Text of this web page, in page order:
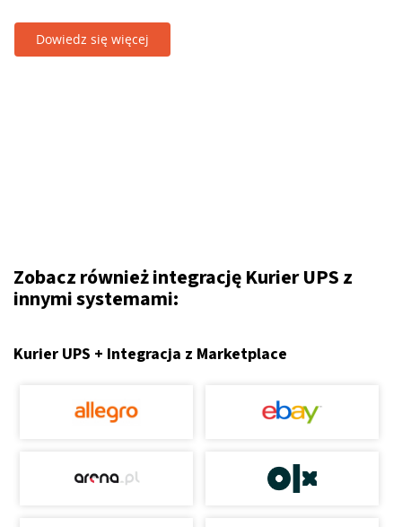
Dowiedz się więcej
Zobacz również integrację Kurier UPS z
innymi systemami:
Kurier UPS + Integracja z Marketplace